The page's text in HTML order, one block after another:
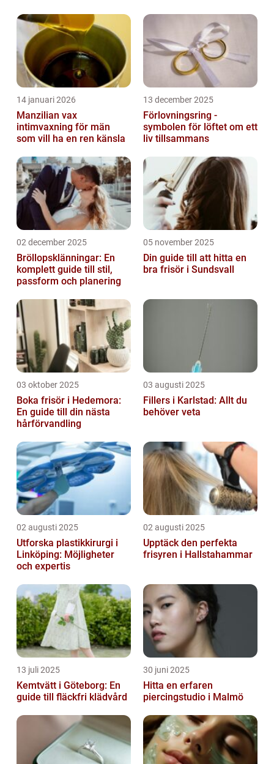
14 januari 2026
Manzilian vax
intimvaxning för män
som vill ha en ren känsla
13 december 2025
Förlovningsring -
symbolen för löftet om ett
liv tillsammans
02 december 2025
Bröllopsklänningar: En
komplett guide till stil,
passform och planering
05 november 2025
Din guide till att hitta en
bra frisör i Sundsvall
03 oktober 2025
Boka frisör i Hedemora:
En guide till din nästa
hårförvandling
03 augusti 2025
Fillers i Karlstad: Allt du
behöver veta
02 augusti 2025
Utforska plastikkirurgi i
Linköping: Möjligheter
och expertis
02 augusti 2025
Upptäck den perfekta
frisyren i Hallstahammar
13 juli 2025
Kemtvätt i Göteborg: En
guide till fläckfri klädvård
30 juni 2025
Hitta en erfaren
piercingstudio i Malmö